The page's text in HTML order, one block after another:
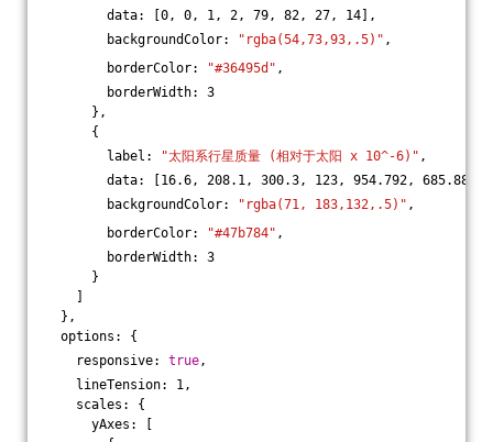
data: [0, 0, 1, 2, 79, 82, 27, 14],
backgroundColor:
"rgba(54,73,93,.5)" ,
borderColor:
"#36495d" ,
borderWidth: 3
},
{
label:
"太阳系行星质量 (相对于太阳 x 10^-6)" ,
data: [16.6, 208.1, 300.3, 123, 954.792, 685.886,
backgroundColor:
"rgba(71, 183,132,.5)" ,
borderColor:
"#47b784" ,
borderWidth: 3
}
]
},
options: {
responsive: true ,
lineTension: 1,
scales: {
yAxes: [